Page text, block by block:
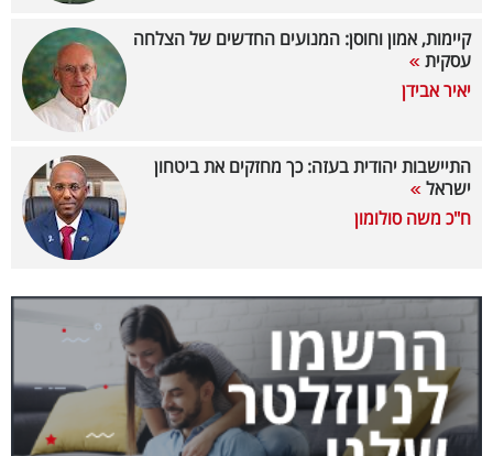
ניוזלטרים
מייל
אדום
קיימות, אמון וחוסן: המנועים החדשים של הצלחה
עסקית
יאיר אבידן
התיישבות יהודית בעזה: כך מחזקים את ביטחון
ישראל
ח"כ משה סולומון